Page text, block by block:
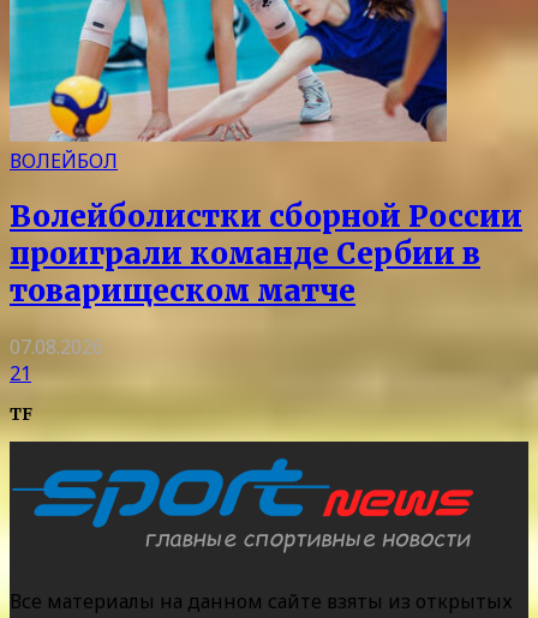
ВОЛЕЙБОЛ
Волейболистки сборной России
проиграли команде Сербии в
товарищеском матче
07.08.2026
21
TF
Все материалы на данном сайте взяты из открытых